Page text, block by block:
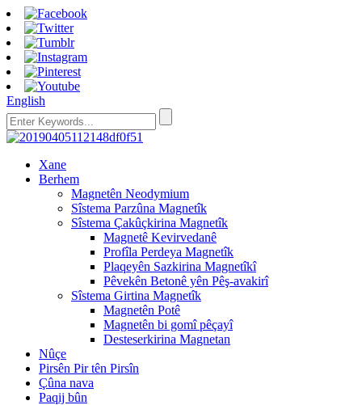
English
Xane
Berhem
Magnetên Neodymium
Sîstema Parzûna Magnetîk
Sîstema Çakûçkirina Magnetîk
Magnetê Kevirvedanê
Profîla Perdeya Magnetîk
Plaqeyên Sazkirina Magnetîkî
Pêvekên Betonê yên Pêş-avakirî
Sîstema Girtina Magnetîk
Magnetên Potê
Magnetên bi gomî pêçayî
Desteserkirina Magnetan
Nûçe
Pirsên Pir tên Pirsîn
Çûna nava
Paqij bûn